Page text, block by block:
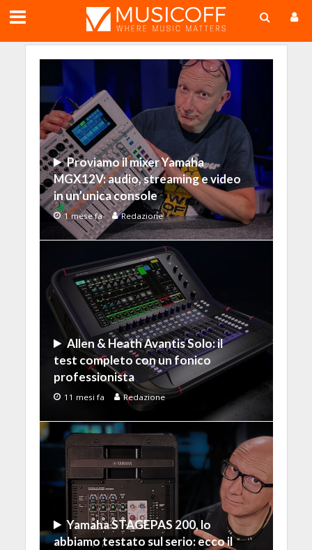
Proviamo il mixer Yamaha
MGX12V: audio, streaming e video
in un’unica console
1 mese fa Redazione
Allen & Heath Avantis Solo: il
test completo con un fonico
professionista
11 mesi fa Redazione
Yamaha STAGEPAS 200, lo
abbiamo testato sul serio: ecco il